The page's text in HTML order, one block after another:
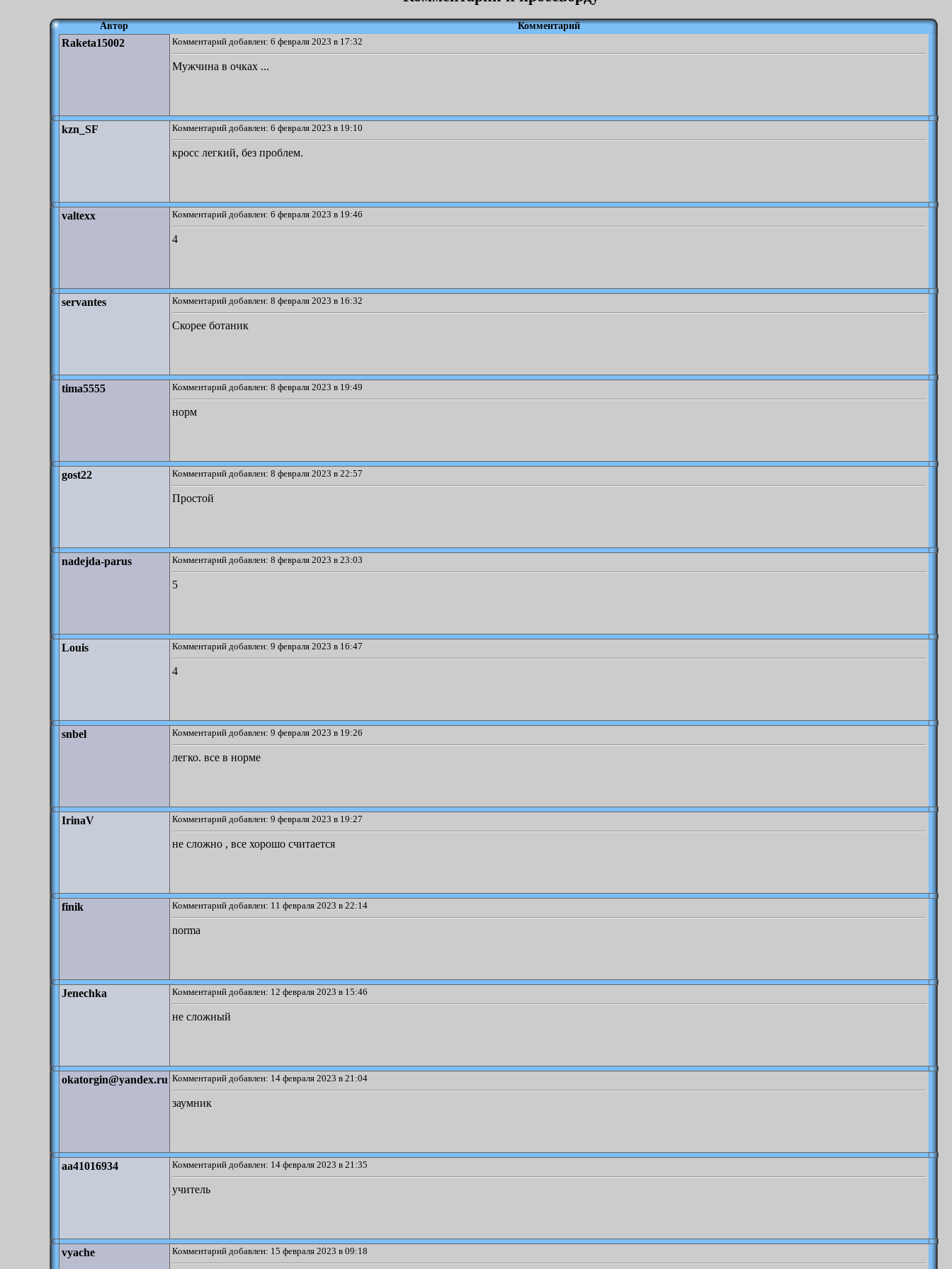
Автор Комментарий
Raketa15002 Комментарий добавлен: 6 февраля 2023 в 17:32
Мужчина в очках ...
kzn_SF Комментарий добавлен: 6 февраля 2023 в 19:10
кросс легкий, без проблем.
valtexx Комментарий добавлен: 6 февраля 2023 в 19:46
4
servantes Комментарий добавлен: 8 февраля 2023 в 16:32
Скорее ботаник
tima5555 Комментарий добавлен: 8 февраля 2023 в 19:49
норм
gost22 Комментарий добавлен: 8 февраля 2023 в 22:57
Простой
nadejda-parus Комментарий добавлен: 8 февраля 2023 в 23:03
5
Louis Комментарий добавлен: 9 февраля 2023 в 16:47
4
snbel Комментарий добавлен: 9 февраля 2023 в 19:26
легко. все в норме
IrinaV Комментарий добавлен: 9 февраля 2023 в 19:27
не сложно , все хорошо считается
finik Комментарий добавлен: 11 февраля 2023 в 22:14
norma
Jenechka Комментарий добавлен: 12 февраля 2023 в 15:46
не сложный
okatorgin@yandex.ru Комментарий добавлен: 14 февраля 2023 в 21:04
заумник
aa41016934 Комментарий добавлен: 14 февраля 2023 в 21:35
учитель
vyache Комментарий добавлен: 15 февраля 2023 в 09:18